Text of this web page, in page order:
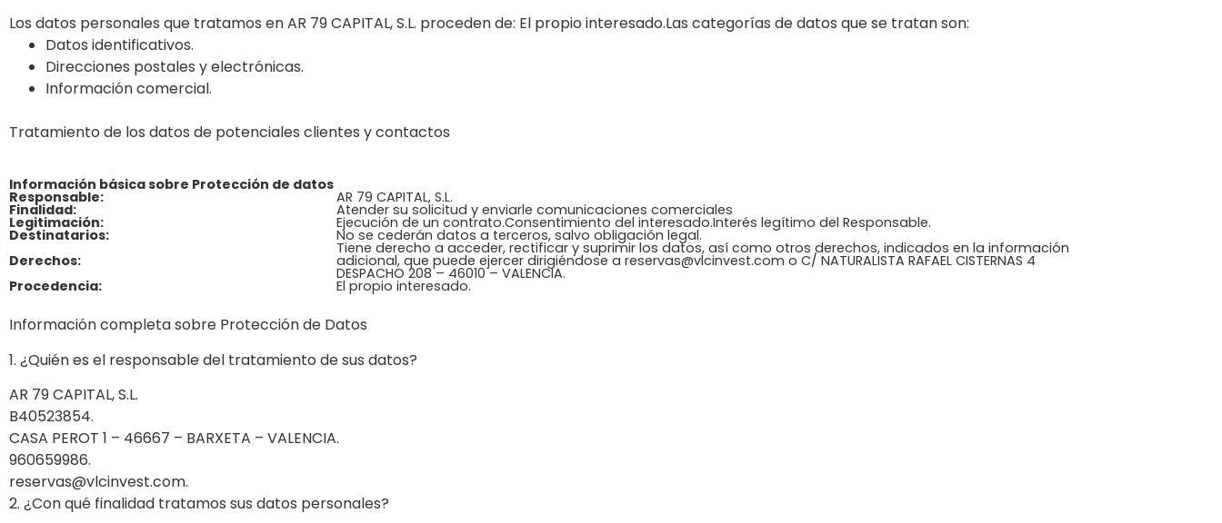
Los datos personales que tratamos en AR 79 CAPITAL, S.L. proceden de: El propio interesado.Las categorías de datos que se tratan son:
Datos identificativos.
Direcciones postales y electrónicas.
Información comercial.
Tratamiento de los datos de potenciales clientes y contactos
Información básica sobre Protección de datos
Responsable: AR 79 CAPITAL, S.L.
Finalidad: Atender su solicitud y enviarle comunicaciones comerciales
Legitimación: Ejecución de un contrato.Consentimiento del interesado.Interés legítimo del Responsable.
Destinatarios:
No se cederán datos a terceros, salvo obligación legal.
Derechos:
Tiene derecho a acceder, rectificar y suprimir los datos, así como otros derechos, indicados en la información
adicional, que puede ejercer dirigiéndose a reservas@vlcinvest.com o C/ NATURALISTA RAFAEL CISTERNAS 4
DESPACHO 208 – 46010 – VALENCIA.
Procedencia: El propio interesado.
Información completa sobre Protección de Datos
1. ¿Quién es el responsable del tratamiento de sus datos?
AR 79 CAPITAL, S.L.
B40523854.
CASA PEROT 1 – 46667 – BARXETA – VALENCIA.
960659986.
reservas@vlcinvest.com.
2. ¿Con qué finalidad tratamos sus datos personales?